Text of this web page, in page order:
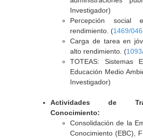
Investigador)
Percepción
rendimiento. (1469/
Carga de tarea en
alto rendimiento. (
TOTEAS: Sistemas
Educación Medio
Investigador)
Actividades de
Conocimiento:
Consolidación de la
Conocimiento (EBC),